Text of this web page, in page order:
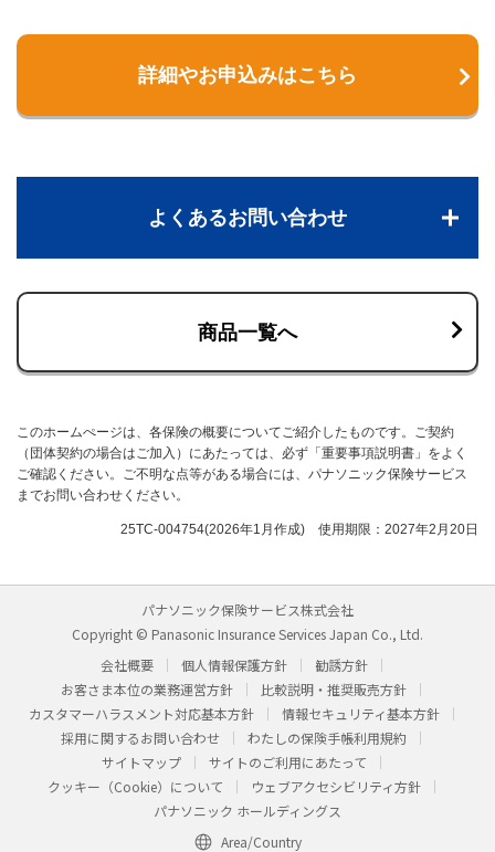
詳細やお申込みはこちら
よくあるお問い合わせ
商品一覧へ
このホームぺージは、各保険の概要についてご紹介したものです。ご契約
（団体契約の場合はご加入）にあたっては、必ず「重要事項説明書」をよく
ご確認ください。ご不明な点等がある場合には、パナソニック保険サービス
までお問い合わせください。
25TC-004754(2026年1月作成) 使用期限：2027年2月20日
パナソニック保険サービス株式会社
Copyright © Panasonic Insurance Services Japan Co., Ltd.
会社概要
個人情報保護方針
勧誘方針
お客さま本位の業務運営方針
比較説明・推奨販売方針
カスタマーハラスメント対応基本方針
情報セキュリティ基本方針
採用に関するお問い合わせ
わたしの保険手帳利用規約
サイトマップ
サイトのご利用にあたって
クッキー（Cookie）について
ウェブアクセシビリティ方針
パナソニック ホールディングス
Area/Country